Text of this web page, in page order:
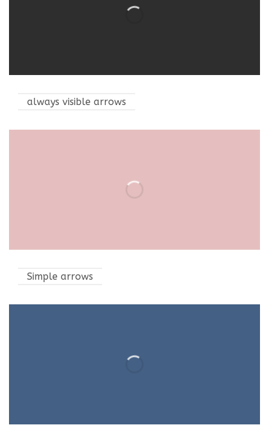
always visible arrows
Simple arrows